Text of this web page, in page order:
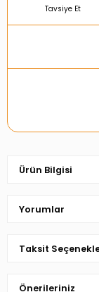
Tavsiye Et
Ürün Bilgisi
Yorumlar
Taksit
Önerileriniz